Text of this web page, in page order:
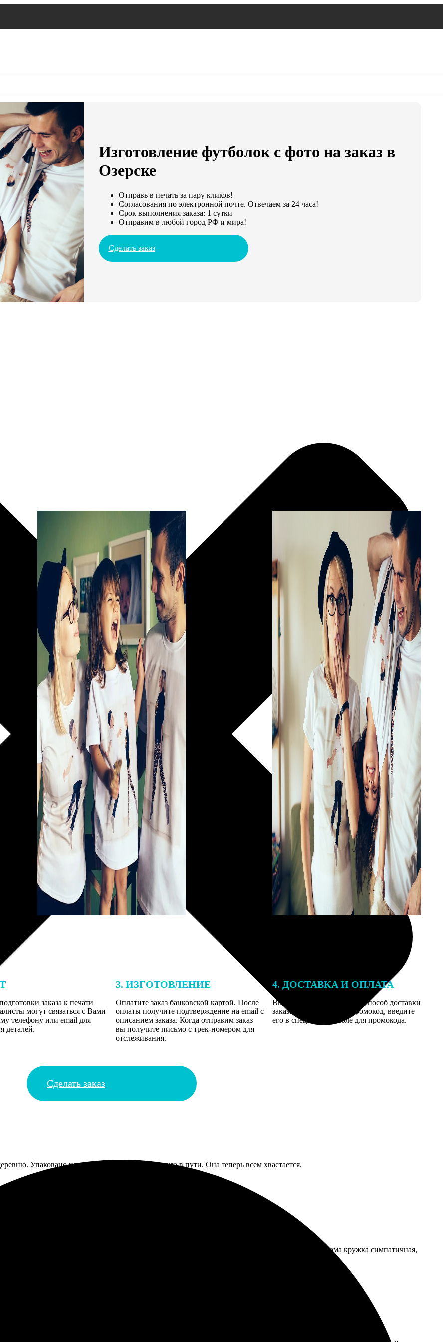
Изготовление футболок с фото на заказ в
Озерске
Отправь в печать за пару кликов!
Согласования по электронной почте. Отвечаем за 24 часа!
Срок выполнения заказа: 1 сутки
Отправим в любой город РФ и мира!
Сделать заказ
заказа к печати
могут связаться с Вами
телефону или email для
деталей.
3. ИЗГОТОВЛЕНИЕ
Оплатите заказ банковской картой. После
оплаты получите подтверждение на email с
описанием заказа. Когда отправим заказ
вы получите письмо с трек-номером для
отслеживания.
4. ДОСТАВКА И ОПЛАТА
Введите адрес и выберите способ доставки
заказа. Если у вас есть промокод, введите
его в специальное поле для промокода.
Сделать заказ
Упаковано на совесть, ни одна не треснула в пути. Она теперь всем хвастается.
немного размытым, но видно, что проблема в исходнике, я с телефона скидывала. Сама кружка симпатичная,